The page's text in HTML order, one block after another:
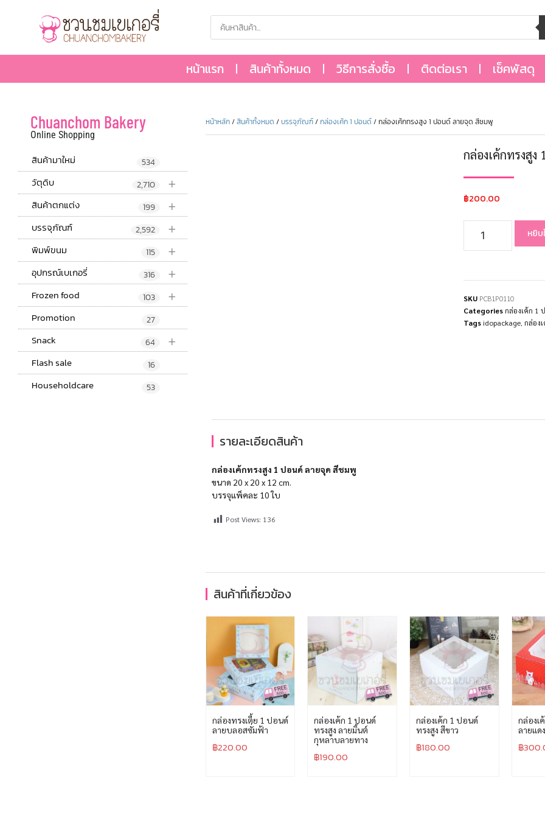
หน้าแรก สินค้าทั้งหมด วิธีการสั่งซื้อ ติดต่อเรา เช็คพัสดุ
Chuanchom Bakery
Online Shopping
สินค้ามาใหม่ 534
+
วัตุดิบ 2,710
+
สินค้าตกแต่ง 199
+
บรรจุภัณฑ์ 2,592
+
พิมพ์ขนม 115
+
อุปกรณ์เบเกอรี่ 316
+
Frozen food 103
Promotion 27
+
Snack 64
Flash sale 16
Householdcare 53
หน้าหลัก/สินค้าทั้งหมด /บรรจุภัณฑ์/กล่องเค้ก 1 ปอนด์/ กล่องเค้กทรงสูง 1 ปอนด์ ลายจุด สีชมพู
กล่องเค้กทรงสู
฿200.00
หยิบ
SKU PCB1P0110
Categoriesกล่องเค้ก 1
Tags idopackage, กล่อง
รายละเอียดสินค้า
กล่องเค้กทรงสูง 1 ปอนด์ ลายจุด สีชมพู
ขนาด 20 x 20 x 12 cm.
บรรจุแพ็คละ 10 ใบ
Post Views: 136
สินค้าที่เกี่ยวข้อง
กล่องทรงเตี้ย 1 ปอนด์
ลายบลอสซั่มฟ้า
฿220.00
กล่องเค้ก 1 ปอนด์
ทรงสูง ลายมิ้นต์
กุหลาบลายทาง
฿190.00
กล่องเค้ก 1 ปอนด์
ทรงสูง สีขาว
฿180.00
กล่องเ
ลายแด
฿